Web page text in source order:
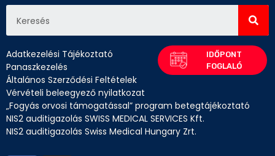
Adatkezelési Tájékoztató
Panaszkezelés
Általános Szerződési Feltételek
Vérvételi beleegyező nyilatkozat
„Fogyás orvosi támogatással” program betegtájékoztató
NIS2 auditigazolás SWISS MEDICAL SERVICES Kft.
NIS2 auditigazolás Swiss Medical Hungary Zrt.